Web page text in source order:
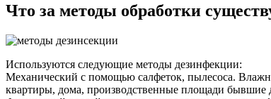
Что за методы обработки
Используются следующие методы дезинфекции:
Механический с помощью салфеток, пылесоса.
квартиры, дома, производственные площади бывшие